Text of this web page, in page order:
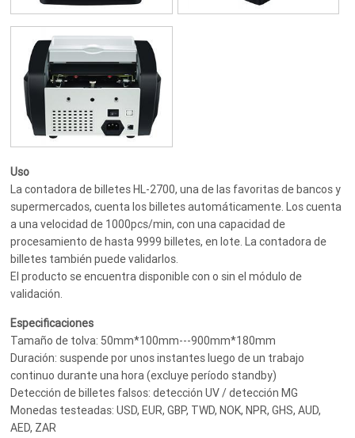
Uso
La contadora de billetes HL-2700, una de las favoritas de bancos y
supermercados, cuenta los billetes automáticamente. Los cuenta
a una velocidad de 1000pcs/min, con una capacidad de
procesamiento de hasta 9999 billetes, en lote. La contadora de
billetes también puede validarlos.
El producto se encuentra disponible con o sin el módulo de
validación.
Especificaciones
Tamaño de tolva: 50mm*100mm---900mm*180mm
Duración: suspende por unos instantes luego de un trabajo
continuo durante una hora (excluye período standby)
Detección de billetes falsos: detección UV / detección MG
Monedas testeadas: USD, EUR, GBP, TWD, NOK, NPR, GHS, AUD,
AED, ZAR